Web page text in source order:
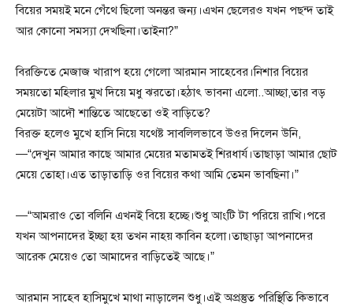
বিয়ের সময়ই মনে গেঁথে ছিলো অনন্তর জন্য।এখন ছেলেরও যখন পছন্দ তাই
আর কোনো সমস্যা দেখছিনা।তাইনা?”
বিরক্তিতে মেজাজ খারাপ হয়ে গেলো আরমান সাহেবের।নিশার বিয়ের
সময়তো মহিলার মুখ দিয়ে মধু ঝরতো।হঠাৎ ভাবনা এলো..আচ্ছা,তার বড়
মেয়েটা আদৌ শান্তিতে আছেতো ওই বাড়িতে?
বিরক্ত হলেও মুখে হাসি নিয়ে যথেষ্ট সাবলিলভাবে উওর দিলেন উনি,
—“দেখুন আমার কাছে আমার মেয়ের মতামতই শিরধার্য।তাছাড়া আমার ছোট
মেয়ে তোহা।এত তাড়াতাড়ি ওর বিয়ের কথা আমি তেমন ভাবছিনা।”
—“আমরাও তো বলিনি এখনই বিয়ে হচ্ছে।শুধু আংটি টা পরিয়ে রাখি।পরে
যখন আপনাদের ইচ্ছা হয় তখন নাহয় কাবিন হলো।তাছাড়া আপনাদের
আরেক মেয়েও তো আমাদের বাড়িতেই আছে।”
আরমান সাহেব হাসিমুখে মাথা নাড়ালেন শুধু।এই অপ্রস্তুত পরিস্থিতি কিভাবে